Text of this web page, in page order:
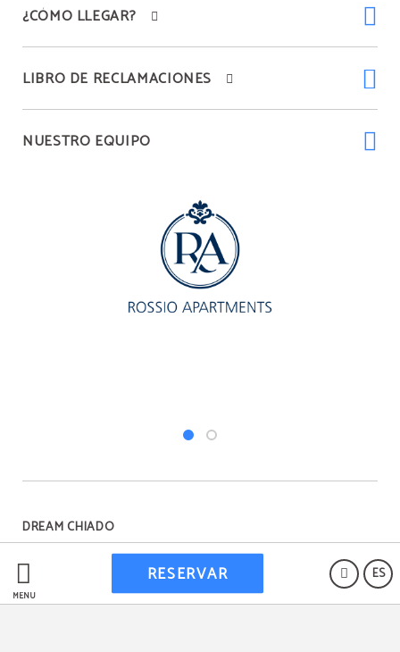
MENÚ
ES
RESERVAR
¿CÓMO LLEGAR?
LIBRO DE RECLAMACIONES
NUESTRO EQUIPO
DREAM CHIADO
Protección de datos